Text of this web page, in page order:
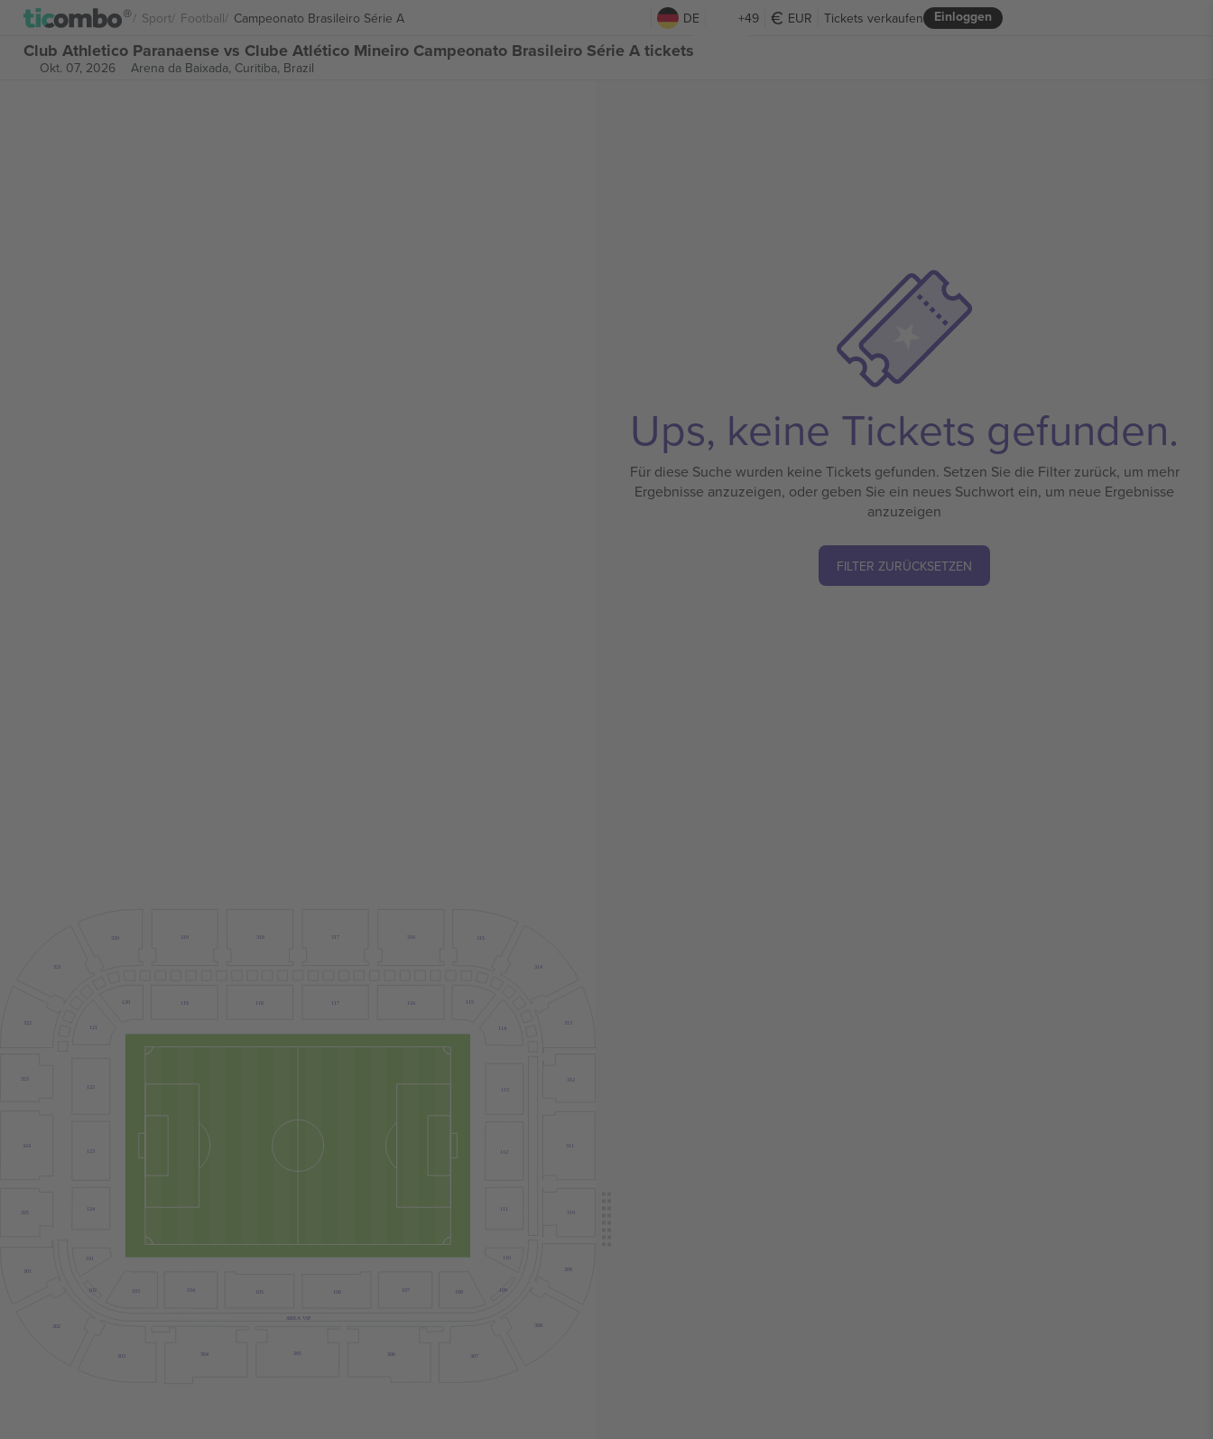
Sport Football Campeonato Brasileiro Série A DE +49 EUR Einloggen
Tickets verkaufen
Club Athletico Paranaense vs Clube Atlético Mineiro Campeonato Brasileiro Série A tickets
Okt. 07, 2026 Arena da Baixada, Curitiba, Brazil
115
116
117
118
119
120
103 104 105 106 107 108
307
306
305
304
303
320 319 318 317 316 315
121
101
102 109
110
111
112
113
114
308
309
310
311
312
313
314
321
322
323
324
325
301
302
122
123
124
AREA VIP
Ups, keine Tickets gefunden.
Für diese Suche wurden keine Tickets gefunden. Setzen Sie die Filter zurück, um mehr
Ergebnisse anzuzeigen, oder geben Sie ein neues Suchwort ein, um neue Ergebnisse
anzuzeigen
FILTER ZURÜCKSETZEN